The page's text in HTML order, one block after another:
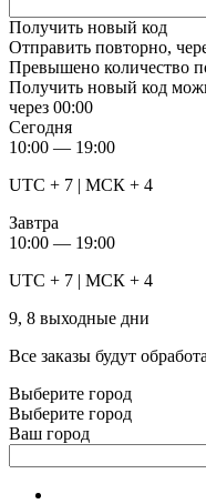
Получить новый код
Отправить повторно,
Превышено количество
Получить новый код
через 00:00
Сегодня
10:00 — 19:00
UTC + 7 | МСК + 4
Завтра
10:00 — 19:00
UTC + 7 | МСК + 4
9, 8 выходные дни
Все заказы будут
Выберите город
Выберите город
Ваш город